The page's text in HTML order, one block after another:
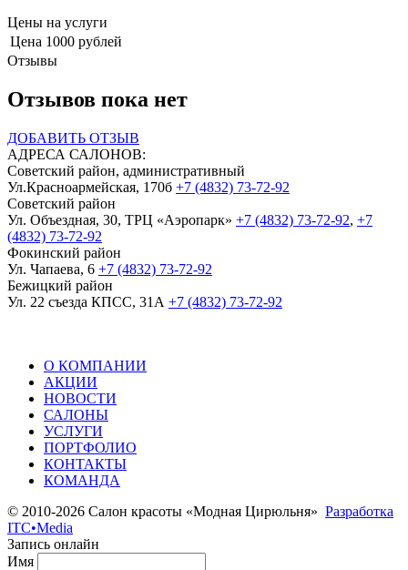
Цены на услуги
Цена 1000 рублей
Отзывы
Отзывов пока нет
ДОБАВИТЬ ОТЗЫВ
АДРЕСА САЛОНОВ:
Советский район, административный
Ул.Красноармейская, 170б +7 (4832) 73-72-92
Советский район
Ул. Объездная, 30, ТРЦ «Аэропарк» +7 (4832) 73-72-92, +7
(4832) 73-72-92
Фокинский район
Ул. Чапаева, 6 +7 (4832) 73-72-92
Бежицкий район
Ул. 22 съезда КПСС, 31А +7 (4832) 73-72-92
О КОМПАНИИ
АКЦИИ
НОВОСТИ
САЛОНЫ
УСЛУГИ
ПОРТФОЛИО
КОНТАКТЫ
КОМАНДА
© 2010-2026 Салон красоты «Модная Цирюльня» Разработка
ITC•Media
Запись онлайн
Имя